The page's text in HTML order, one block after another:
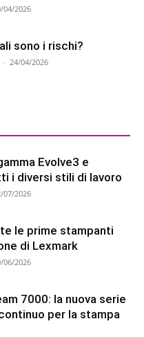
04/2026
sono i rischi?
- 24/04/2026
Evolve3 e
i diversi stili di lavoro
07/2026
le prime stampanti
di Lexmark
06/2026
7000: la nuova serie
per la stampa